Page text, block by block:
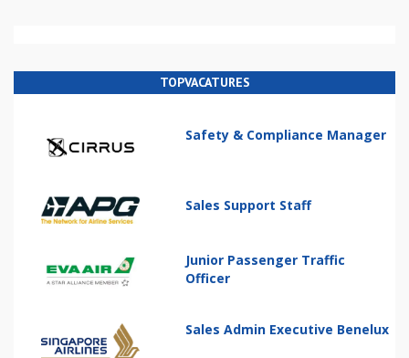
TOPVACATURES
Safety & Compliance Manager
Sales Support Staff
Junior Passenger Traffic
Officer
Sales Admin Executive Benelux